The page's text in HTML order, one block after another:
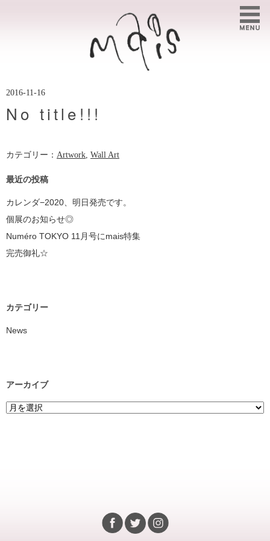
2016-11-16
No title!!!
カテゴリー： Artwork, Wall Art
最近の投稿
カレンダ−2020、明日発売です。
個展のお知らせ◎
Numéro TOKYO 11月号にmais特集
完売御礼☆
カテゴリー
News
アーカイブ